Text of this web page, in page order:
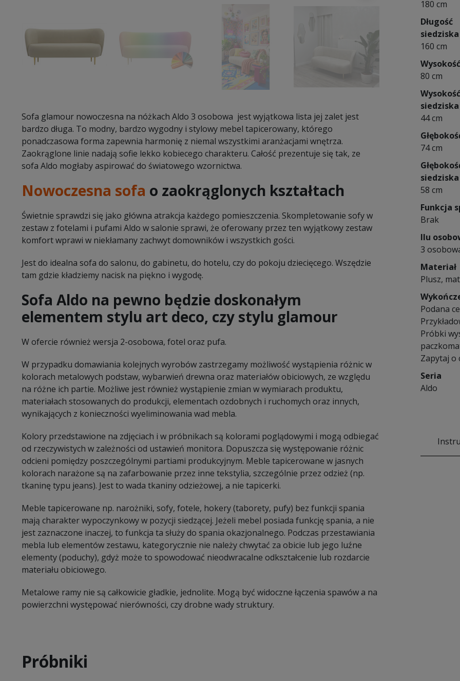
Sofa glamour nowoczesna na nóżkach Aldo 3 osobowa jest wyjątkowa lista jej zalet jest
bardzo długa. To modny, bardzo wygodny i stylowy mebel tapicerowany, którego
ponadczasowa forma zapewnia harmonię z niemal wszystkimi aranżacjami wnętrza.
Zaokrąglone linie nadają sofie lekko kobiecego charakteru. Całość prezentuje się tak, ze
sofa Aldo mogłaby aspirować do światowego wzornictwa.
Nowoczesna sofa o zaokrąglonych kształtach
Świetnie sprawdzi się jako główna atrakcja każdego pomieszczenia. Skompletowanie sofy w
zestaw z fotelami i pufami Aldo w salonie sprawi, że oferowany przez ten wyjątkowy zestaw
komfort wprawi w niekłamany zachwyt domowników i wszystkich gości.
Jest do idealna sofa do salonu, do gabinetu, do hotelu, czy do pokoju dziecięcego. Wszędzie
tam gdzie kładziemy nacisk na piękno i wygodę.
Sofa Aldo na pewno będzie doskonałym
elementem stylu art deco, czy stylu glamour
W ofercie również wersja 2-osobowa, fotel oraz pufa.
W przypadku domawiania kolejnych wyrobów zastrzegamy możliwość wystąpienia różnic w
kolorach metalowych podstaw, wybarwień drewna oraz materiałów obiciowych, ze względu
na różne ich partie. Możliwe jest również wystąpienie zmian w wymiarach produktu,
materiałach stosowanych do produkcji, elementach ozdobnych i ruchomych oraz innych,
wynikających z konieczności wyeliminowania wad mebla.
Kolory przedstawione na zdjęciach i w próbnikach są kolorami poglądowymi i mogą odbiegać
od rzeczywistych w zależności od ustawień monitora. Dopuszcza się występowanie różnic
odcieni pomiędzy poszczególnymi partiami produkcyjnym. Meble tapicerowane w jasnych
kolorach narażone są na zafarbowanie przez inne tekstylia, szczególnie przez odzież (np.
tkaninę typu jeans). Jest to wada tkaniny odzieżowej, a nie tapicerki.
Meble tapicerowane np. narożniki, sofy, fotele, hokery (taborety, pufy) bez funkcji spania
mają charakter wypoczynkowy w pozycji siedzącej. Jeżeli mebel posiada funkcję spania, a nie
jest zaznaczone inaczej, to funkcja ta służy do spania okazjonalnego. Podczas przestawiania
mebla lub elementów zestawu, kategorycznie nie należy chwytać za obicie lub jego luźne
elementy (poduchy), gdyż może to spowodować nieodwracalne odkształcenie lub rozdarcie
materiału obiciowego.
Metalowe ramy nie są całkowicie gładkie, jednolite. Mogą być widoczne łączenia spawów a na
powierzchni występować nierówności, czy drobne wady struktury.
180 cm
Długość
siedziska
160 cm
Wysokość
80 cm
Wysokość
siedziska
44 cm
74 cm
siedziska
58 cm
Funkcja
Brak
Ilu
3
Materiał
Plusz,
Podana
Próbki
Zapytaj o
Seria
Aldo
Próbniki